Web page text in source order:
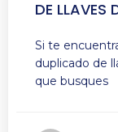
DE LLAVES
Si te
duplicado de
que busques